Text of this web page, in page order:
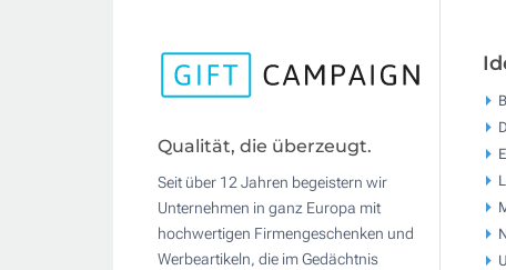
Qualität, die überzeugt.
Seit über 12 Jahren begeistern wir
Unternehmen in ganz Europa mit
hochwertigen Firmengeschenken und
Werbeartikeln, die im Gedächtnis